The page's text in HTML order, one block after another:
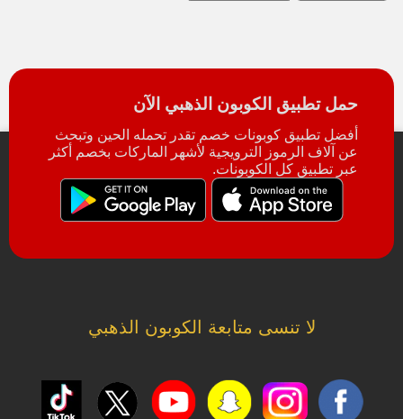
حمل تطبيق الكوبون الذهبي الآن
أفضل تطبيق كوبونات خصم تقدر تحمله الحين وتبحث
عن آلاف الرموز الترويجية لأشهر الماركات بخصم أكثر
عبر تطبيق كل الكوبونات.
لا تنسى متابعة الكوبون الذهبي